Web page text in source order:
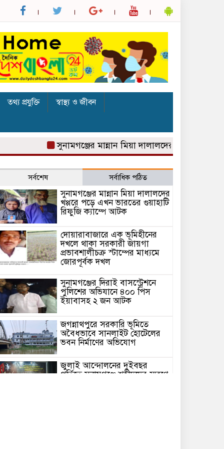
তথ্য প্রযুক্তি
স্বাস্থ্য ও জীবন
সুনামগঞ্জের মান্নান মিয়া দালালদের খপ্পরে পড়ে এখন
সর্বশেষ সর্বাধিক পঠিত
সুনামগঞ্জের মান্নান মিয়া দালালদের
খপ্পরে পড়ে এখন ভারতের গুয়াহাটি
রিফুজি ক্যাম্পে আটক
দোয়ারাবাজারে এক ভূমিহীনের
দখলে থাকা সরকারী জায়গা
প্রভাবশালীচক্র স্টাম্পের মাধ্যমে
জোরপূর্বক দখল
সুনামগঞ্জের দিরাই বাসস্ট্রেশনে
পুলিশের অভিযানে ৪০০ পিস
ইয়াবাসহ ২ জন আটক
জগন্নাথপুরে সরকারি ভূমিতে
অবৈধভাবে সানলাইট হোটেলের
ভবন নির্মাণের অভিযোগ
জুলাই আন্দোলনের দুইবছর
পূর্তিতে সুনামগঞ্জে শহীদদের স্মরণে